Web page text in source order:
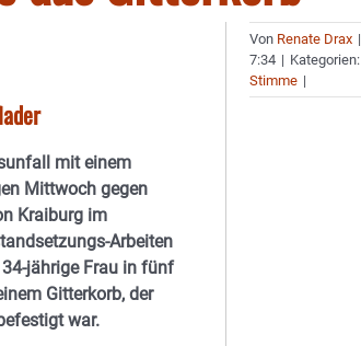
mit einem
Mittwoch gegen
Kraiburg im
Arbeiten
jährige Frau in fünf
Gitterkorb, der
war.
Von Renate Drax |
7:34 | Kategorien:
Stimme |